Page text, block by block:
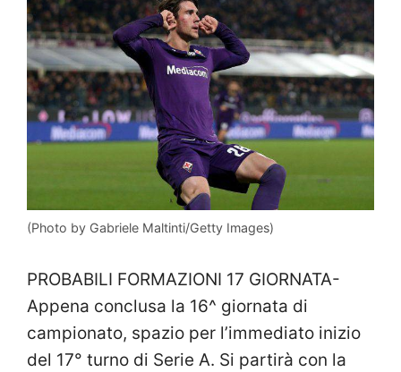
(Photo by Gabriele Maltinti/Getty Images)
PROBABILI FORMAZIONI 17 GIORNATA-
Appena conclusa la 16^ giornata di
campionato, spazio per l’immediato inizio
del 17° turno di Serie A. Si partirà con la